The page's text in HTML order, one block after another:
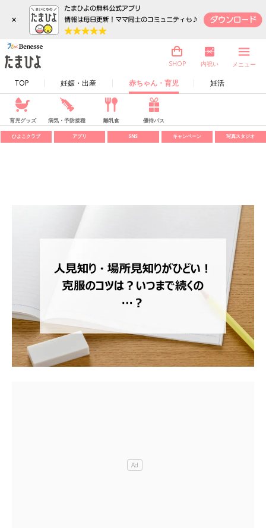
×
TOP 妊娠・出産 赤ちゃん・育児 妊活
SHOP 内祝い メニュー
育児グッズ 病気・予防接種 離乳食 優待パス
ひよこクラブ アプリ SNS キャンペーン 写真スタジオ